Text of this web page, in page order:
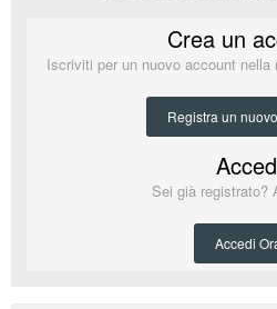
Crea un
Iscriviti per un nuovo account
Registra un
Sei già registrato?
Accedi